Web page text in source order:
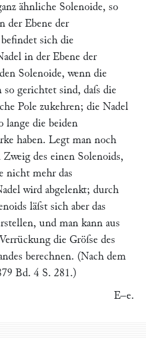
ähnliche Solenoide, so
der Ebene der
sich die
in der Ebene der
Solenoide, wenn die
gerichtet sind, daſs die
Pole zukehren; die Nadel
lange die beiden
haben. Legt man noch
des einen Solenoids,
nicht mehr das
wird abgelenkt; durch
läſst sich aber das
und man kann aus
die Gröſse des
berechnen. (Nach dem
Bd. 4 S. 281.)
E–e.